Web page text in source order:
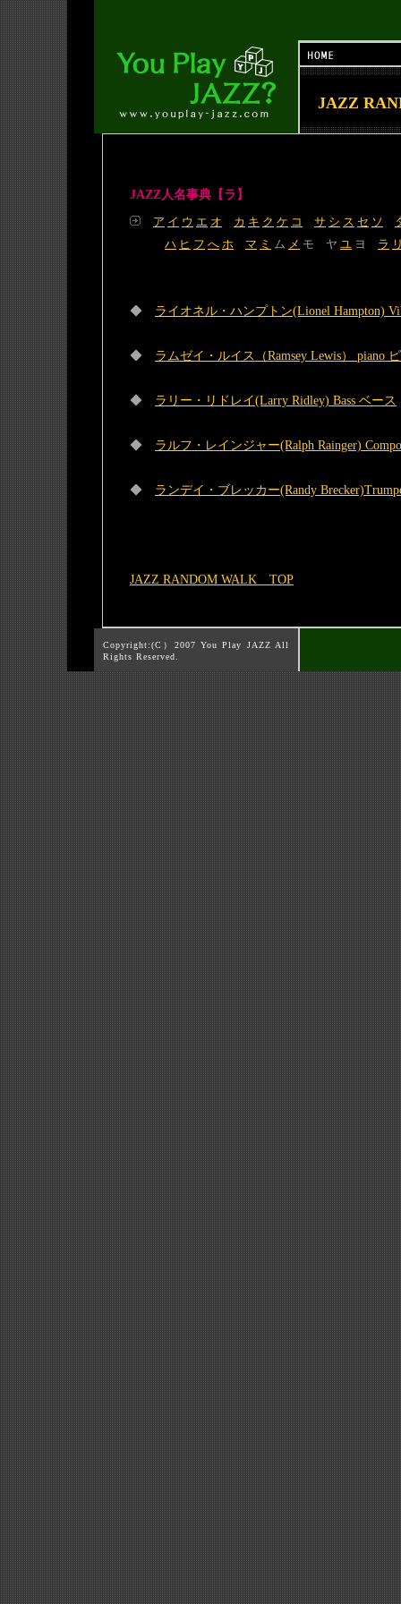
JAZZ
JAZZ人名事典【ラ】
ア イ ウ エ オ カ キ ク ケ コ サ シ ス セ ソ
ハ ヒ フ へ ホ マ ミ ム メ モ ヤ ユ ヨ ラ
◆ ライオネル・ハンプトン(Lionel Hampton)
◆ ラムゼイ・ルイス（Ramsey Lewis） piano
◆ ラリー・リドレイ(Larry Ridley) Bass ベース
◆ ラルフ・レインジャー(Ralph Rainger)
◆ ランデイ・ブレッカー(Randy
JAZZ RANDOM WALK TOP
Copyright:(C）2007 You Play JAZZ All
Rights Reserved.